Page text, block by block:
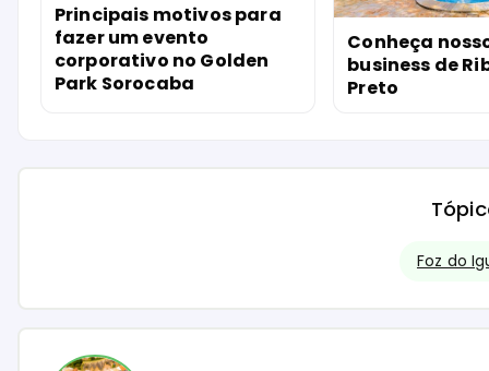
Principais motivos para
fazer um evento
corporativo no Golden
Park Sorocaba
Conheça
business de
Preto
Foz do